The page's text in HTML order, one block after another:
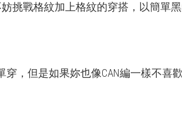
挑戰格紋加上格紋的穿搭，以簡單
穿，但是如果妳也像CAN編一樣不喜